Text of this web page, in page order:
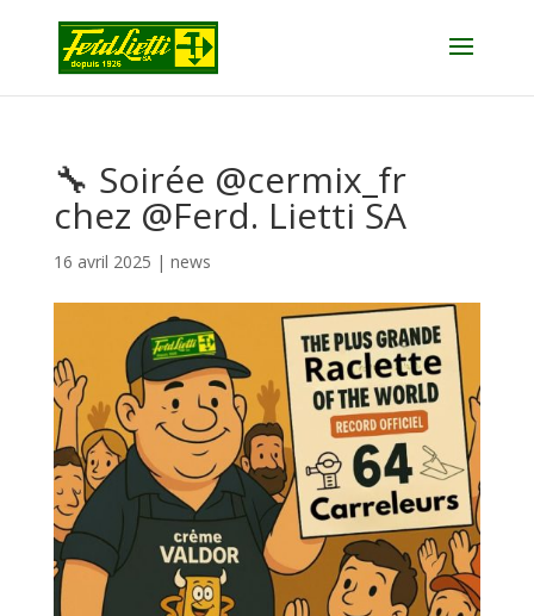
🔧 Soirée @cermix_fr
chez @Ferd. Lietti SA
16 avril 2025 | news